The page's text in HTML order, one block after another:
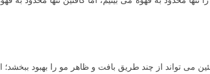
می تواند از چند طریق بافت و ظاهر مو را بهبود ببخشد؛